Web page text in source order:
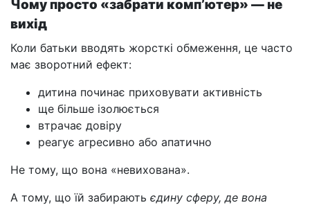
Чому просто «забрати комп’ютер» — не
вихід
Коли батьки вводять жорсткі обмеження, це часто
має зворотний ефект:
дитина починає приховувати активність
ще більше ізолюється
втрачає довіру
реагує агресивно або апатично
Не тому, що вона «невихована».
А тому, що їй забирають єдину сферу, де вона